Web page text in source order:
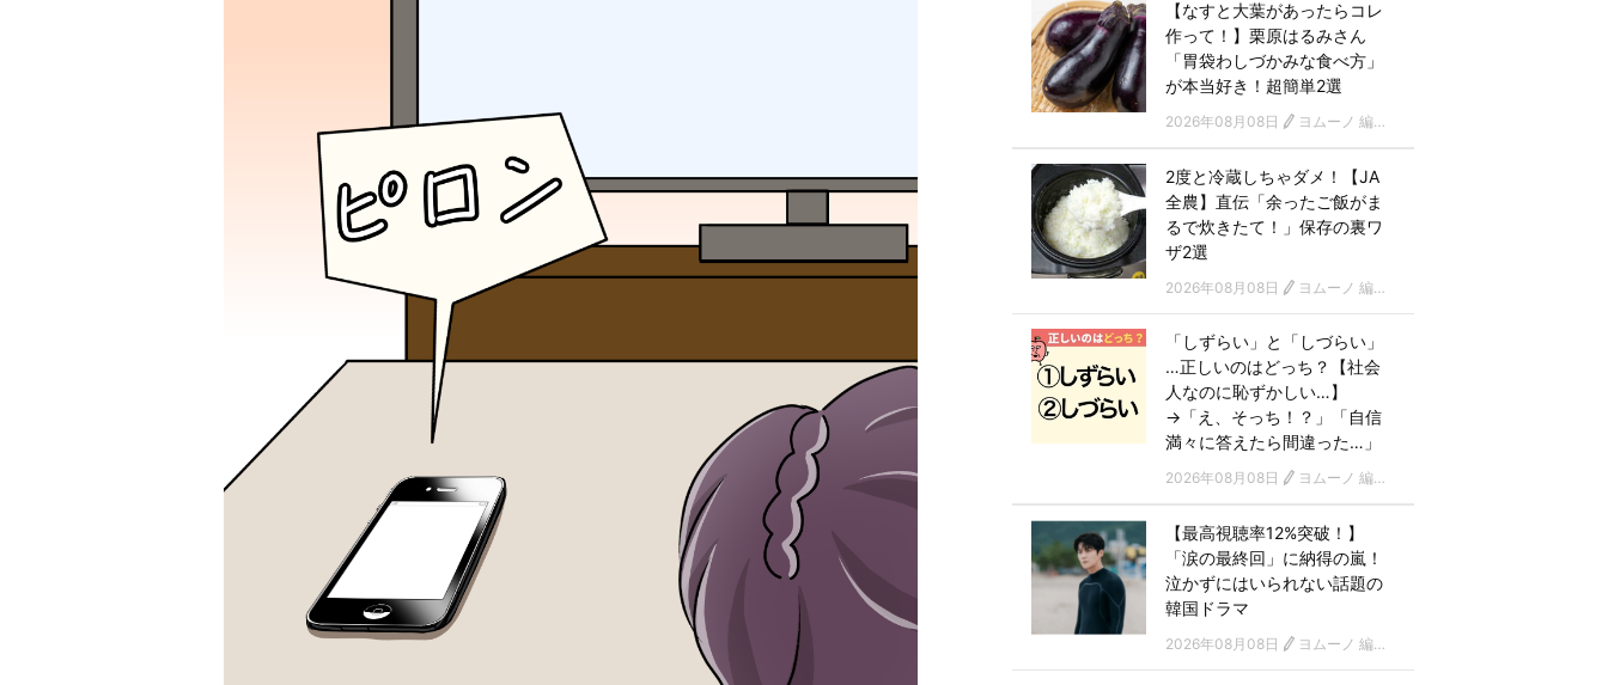
【なすと大葉があったらコレ
作って！】栗原はるみさん
「胃袋わしづかみな食べ方」
が本当好き！超簡単2選
2026年08月08日 ヨムーノ 編集部
2度と冷蔵しちゃダメ！【JA
全農】直伝「余ったご飯がま
るで炊きたて！」保存の裏ワ
ザ2選
2026年08月08日 ヨムーノ 編集部
「しずらい」と「しづらい」
…正しいのはどっち？【社会
人なのに恥ずかしい…】
→「え、そっち！？」「自信
満々に答えたら間違った…」
2026年08月08日 ヨムーノ 編集部
【最高視聴率12%突破！】
「涙の最終回」に納得の嵐！
泣かずにはいられない話題の
韓国ドラマ
2026年08月08日 ヨムーノ 編集部 韓国ドラマチーム